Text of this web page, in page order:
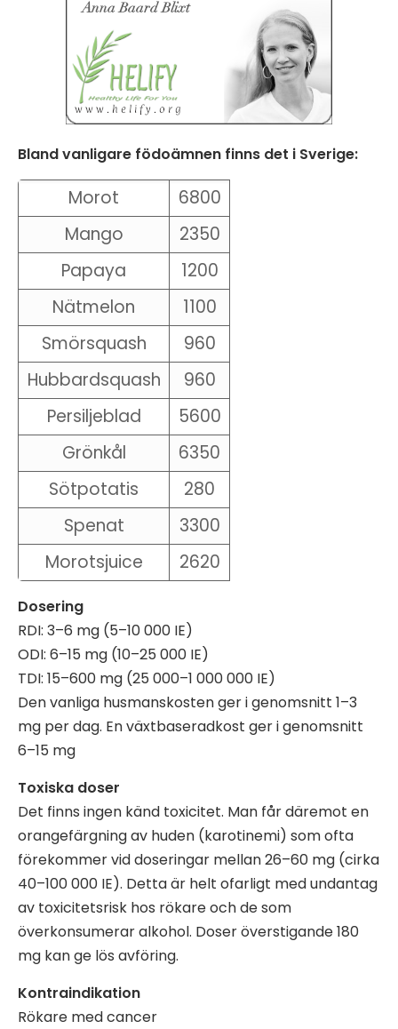
Bland vanligare födoämnen finns det i Sverige:
Morot
6800
Mango
2350
Papaya
1200
Nätmelon
1100
Smörsquash
960
Hubbardsquash
960
Persiljeblad
5600
Grönkål
6350
Sötpotatis
280
Spenat
3300
Morotsjuice
2620
Dosering
RDI: 3–6 mg (5–10 000 IE)
ODI: 6–15 mg (10–25 000 IE)
TDI: 15–600 mg (25 000–1 000 000 IE)
Den vanliga husmanskosten ger i genomsnitt 1–3
mg per dag. En växtbaseradkost ger i genomsnitt
6–15 mg
Toxiska doser
Det finns ingen känd toxicitet. Man får däremot en
orangefärgning av huden (karotinemi) som ofta
förekommer vid doseringar mellan 26–60 mg (cirka
40–100 000 IE). Detta är helt ofarligt med undantag
av toxicitetsrisk hos rökare och de som
överkonsumerar alkohol. Doser överstigande 180
mg kan ge lös avföring.
Kontraindikation
Rökare med cancer